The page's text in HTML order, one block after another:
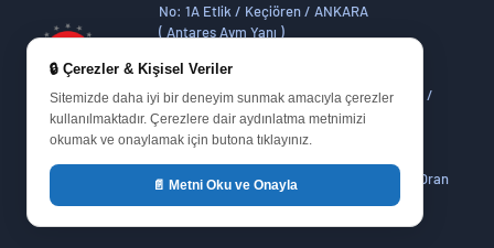
🔒 Çerezler & Kişisel Veriler
Sitemizde daha iyi bir deneyim sunmak amacıyla çerezler
kullanılmaktadır. Çerezlere dair aydınlatma metnimizi
okumak ve onaylamak için butona tıklayınız.
📄 Metni Oku ve Onayla
No: 1A Etlik / Keçiören / ANKARA
( Antares Avm Yanı )
Dikmen Hizmet Binamız :
Dikmen Caddesi No:14 (06420) Bakanlıklar /
ANKARA
Yukarı Dikmen Mah. 648. Cadde No : 51/1 Oran